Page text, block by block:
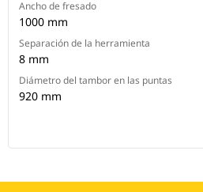
Ancho de fresado
1000 mm
Separación de la herramienta
8 mm
Diámetro del tambor en las puntas
920 mm